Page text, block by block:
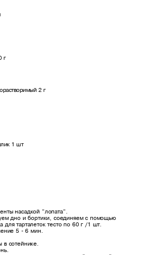
г
2 г
1 шт
насадкой "лопата".
дно и бортики, соединяем с помощью
для тарталеток тесто по 60 г /1 шт.
5 - 6 мин.
в сотейнике.